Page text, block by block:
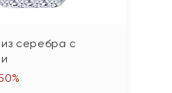
серебра с